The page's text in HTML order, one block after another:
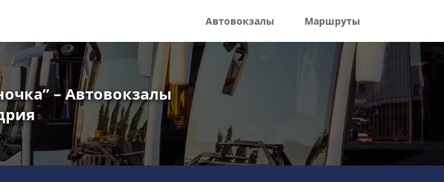
Автовокзалы Маршруты
– Автовокзалы